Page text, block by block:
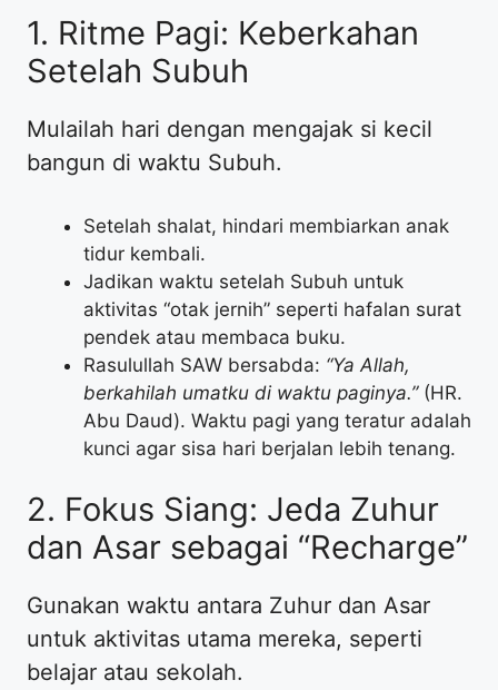
​1. Ritme Pagi: Keberkahan
Setelah Subuh
​Mulailah hari dengan mengajak si kecil
bangun di waktu Subuh.
​Setelah shalat, hindari membiarkan anak
tidur kembali.
​Jadikan waktu setelah Subuh untuk
aktivitas “otak jernih” seperti hafalan surat
pendek atau membaca buku.
​Rasulullah SAW bersabda: “Ya Allah,
berkahilah umatku di waktu paginya.”(HR.
Abu Daud). Waktu pagi yang teratur adalah
kunci agar sisa hari berjalan lebih tenang.
​2. Fokus Siang: Jeda Zuhur
dan Asar sebagai “Recharge”
​Gunakan waktu antara Zuhur dan Asar
untuk aktivitas utama mereka, seperti
belajar atau sekolah.